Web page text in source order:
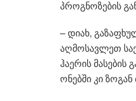
პროგ­ნო­ზე­ბის
– დიახ,
აღ­მო­სავ­ლეთ
ჰა­ე­რის
ო­ნებ­ში კი